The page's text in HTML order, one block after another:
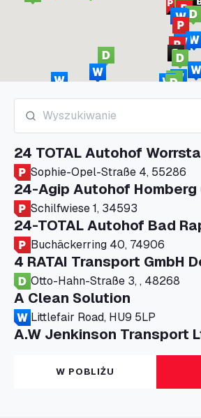
24 TOTAL Autohof
Sophie-Opel-Straße 4, 55286
24-Agip Autohof Homberg
Schilfwiese 1, 34593
24-TOTAL Autohof Bad
Buchäckerring 40, 74906
4 RATAI Transport GmbH
Otto-Hahn-Straße 3, , 48268
A Clean Solution
Littlefair Road, HU9 5LP
A.W Jenkinson Transport
Progress House, ME11 5GA
A+G Nettetal - Depot
Am Panneschopp 7, 41334
W POBLIŻU